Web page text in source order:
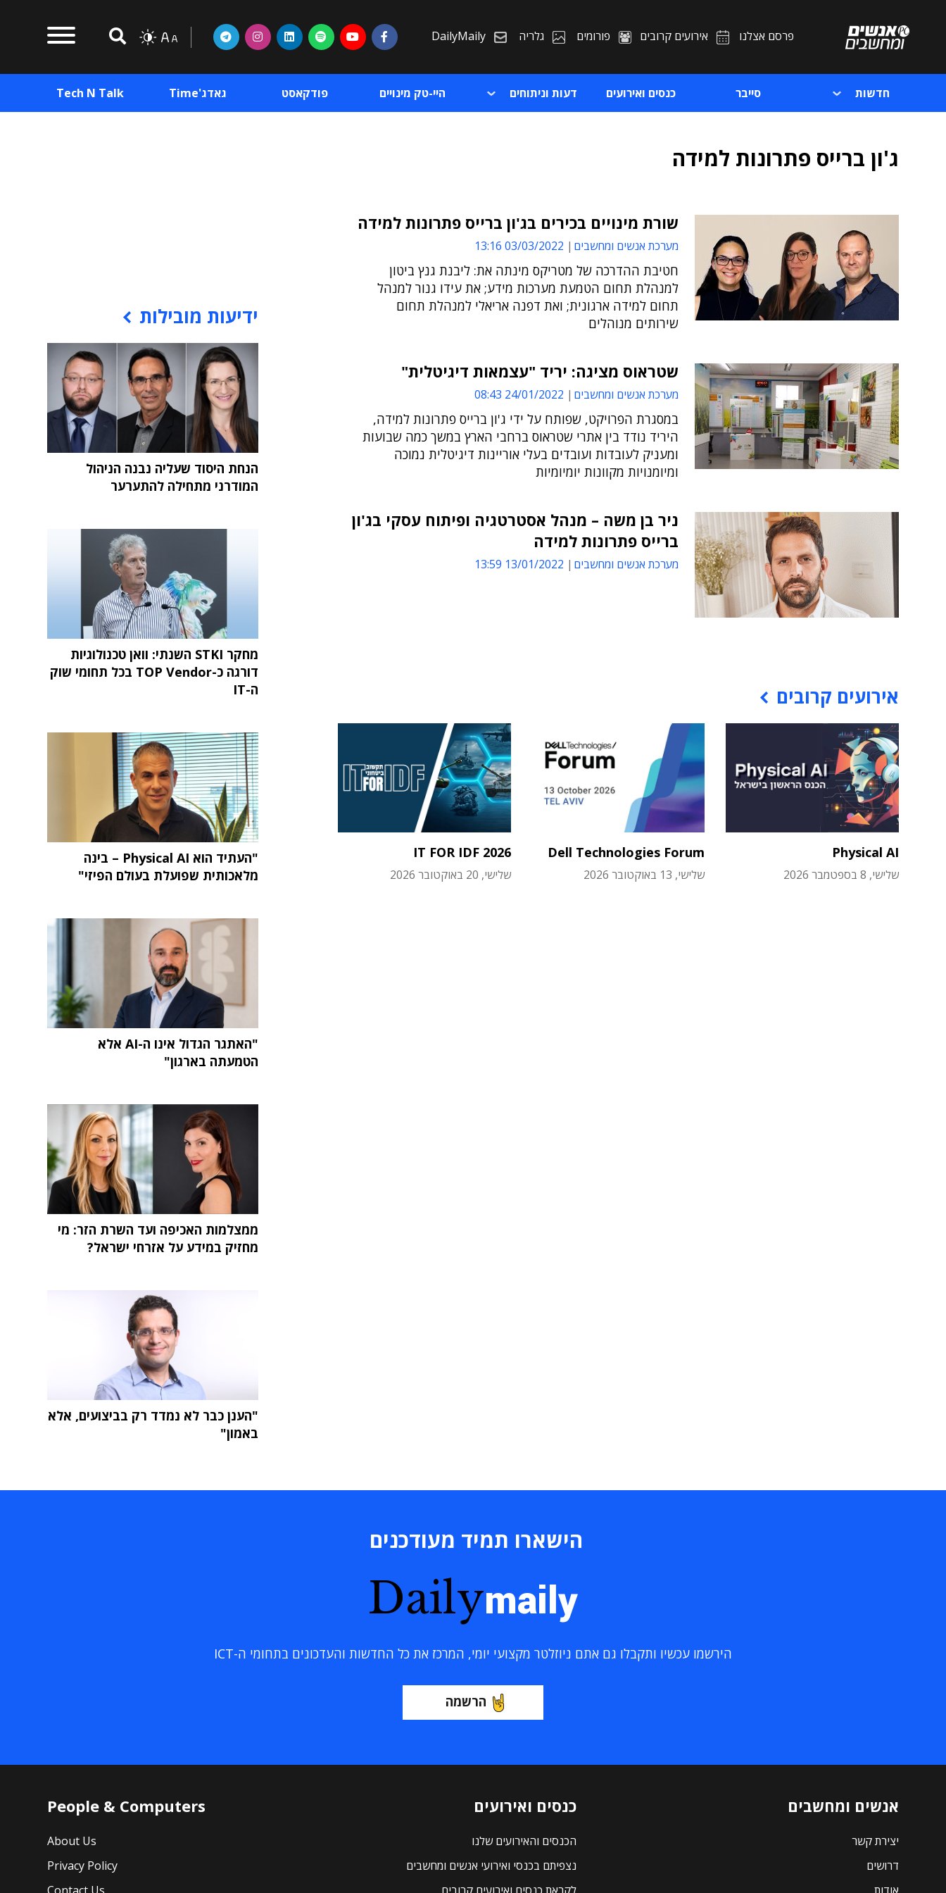
פרסם אצלנו אירועים קרובים פורומים גלריה DailyMaily
חדשות סייבר כנסים ואירועים דעות וניתוחים היי-טק מינויים פודקאסט גאדג'Time Tech N Talk
ג'ון ברייס פתרונות למידה
שורת מינויים בכירים בג'ון ברייס פתרונות למידה
מערכת אנשים ומחשבים 03/03/2022 13:16
חטיבת ההדרכה של מטריקס מינתה את: ליבנת גנץ ביטון
למנהלת תחום הטמעת מערכות מידע; את עידו גנור למנהל
תחום למידה ארגונית; ואת דפנה אריאלי למנהלת תחום
שירותים מנוהלים
שטראוס מציגה: יריד "עצמאות דיגיטלית"
מערכת אנשים ומחשבים 24/01/2022 08:43
במסגרת הפרויקט, שפותח על ידי ג'ון ברייס פתרונות למידה,
היריד נודד בין אתרי שטראוס ברחבי הארץ במשך כמה שבועות
ומעניק לעובדות ועובדים בעלי אוריינות דיגיטלית נמוכה
ומיומנויות מקוונות יומיומיות
ניר בן משה – מנהל אסטרטגיה ופיתוח עסקי בג'ון
ברייס פתרונות למידה
מערכת אנשים ומחשבים 13/01/2022 13:59
אירועים קרובים
Physical AI
שלישי, 8 בספטמבר 2026
Dell Technologies Forum
שלישי, 13 באוקטובר 2026
IT FOR IDF 2026
שלישי, 20 באוקטובר 2026
ידיעות מובילות
הנחת היסוד שעליה נבנה הניהול
המודרני מתחילה להתערער
מחקר STKI השנתי: וואן טכנולוגיות
דורגה כ-TOP Vendor בכל תחומי שוק
ה-IT
"העתיד הוא Physical AI – בינה
מלאכותית שפועלת בעולם הפיזי"
"האתגר הגדול אינו ה-AI אלא
הטמעתה בארגון"
ממצלמות האכיפה ועד השרת הזר: מי
מחזיק במידע על אזרחי ישראל?
"הענן כבר לא נמדד רק בביצועים, אלא
באמון"
הישארו תמיד מעודכנים
Dailymaily
הירשמו עכשיו ותקבלו גם אתם ניוזלטר מקצועי יומי, המרכז את כל החדשות והעדכונים בתחומי ה-ICT
הרשמה
אנשים ומחשבים
יצירת קשר
דרושים
כנסים ואירועים
הכנסים והאירועים שלנו
נצפיתם בכנסי ואירועי אנשים ומחשבים
People & Computers
About Us
Privacy Policy